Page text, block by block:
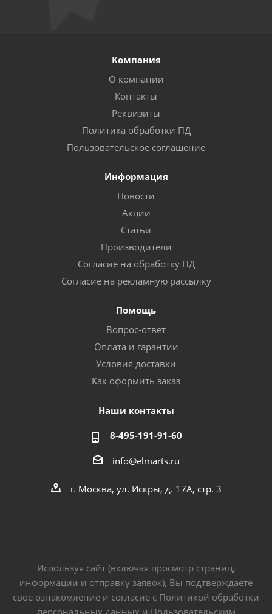
Компания
О компании
Контакты
Реквизиты
Политика обработки ПД
Пользовательское соглашение
Информация
Новости
Акции
Статьи
Производители
Согласие на обработку ПД
Согласие на рекламную рассылку
Помощь
Вопрос-ответ
Оплата и гарантии
Условия доставки
Как оформить заказ
Наши контакты
8-495-191-91-60
info@elmarts.ru
г. Москва, ул. Искры, д. 17А, стр. 3
Используя сайт (включая просмотр страниц,
информации и отправку заявок), Вы подтверждаете
своё ознакомление и согласие с Политикой обработки
персональных данных и Пользовательским